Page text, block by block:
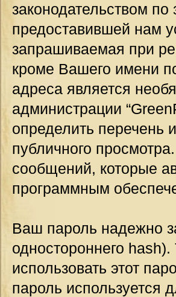
законодательством
предоставившей нам
запрашиваемая при
кроме Вашего имени
адреса является
администрации
определить перечень
публичного
сообщений, которые
программным
Ваш пароль надежно
одностороннего
использовать этот
пароль используется